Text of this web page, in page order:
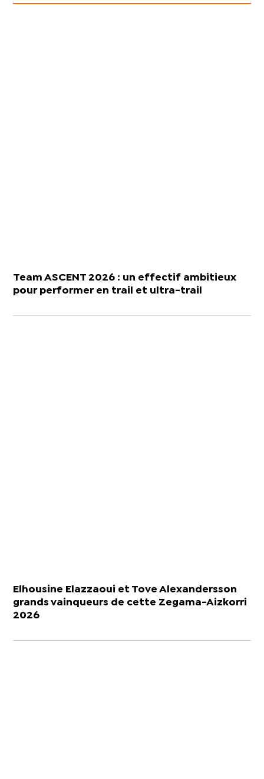
Team ASCENT 2026 : un effectif ambitieux
pour performer en trail et ultra-trail
Elhousine Elazzaoui et Tove Alexandersson
grands vainqueurs de cette Zegama-Aizkorri
2026